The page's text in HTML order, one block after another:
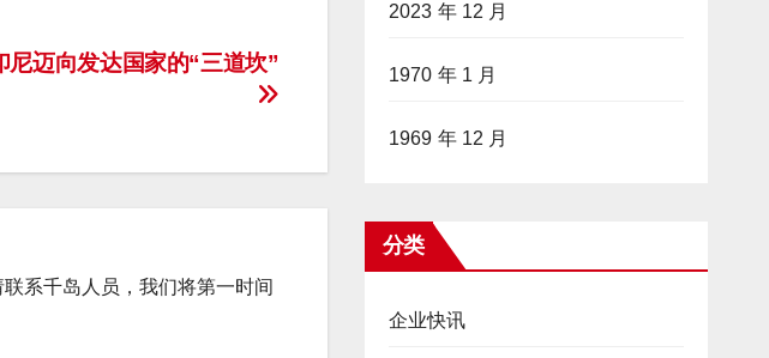
迈向发达国家的“三道坎”
系千岛人员，我们将第一时间
2023 年 12 月
1970 年 1 月
1969 年 12 月
分类
企业快讯